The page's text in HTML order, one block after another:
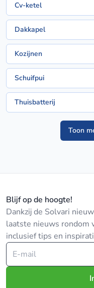
Cv-ketel
Dakkapel
Kozijnen
Schuifpui
Thuisbatterij
Toon
Blijf op de hoogte!
Dankzij de Solvari
laatste nieuws rondom
inclusief tips en